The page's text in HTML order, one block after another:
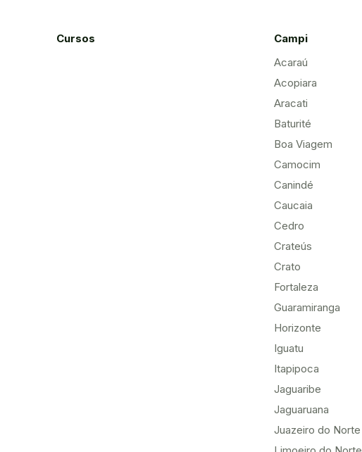
Cursos
Campi
Acaraú
Acopiara
Aracati
Baturité
Boa Viagem
Camocim
Canindé
Caucaia
Cedro
Crateús
Crato
Fortaleza
Guaramiranga
Horizonte
Iguatu
Itapipoca
Jaguaribe
Jaguaruana
Juazeiro do Norte